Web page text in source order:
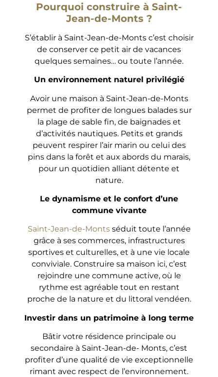
Pourquoi construire à Saint-
Jean-de-Monts ?
S’établir à Saint-Jean-de-Monts c’est choisir
de conserver ce petit air de vacances
quelques semaines… ou toute l’année.
Un environnement naturel privilégié
Avoir une maison à Saint-Jean-de-Monts
permet de profiter de longues balades sur
la plage de sable fin, de baignades et
d’activités nautiques. Petits et grands
peuvent respirer l’air marin ou celui des
pins dans la forêt et aux abords du marais,
pour un quotidien alliant détente et
nature.
Le dynamisme et le confort d’une
commune vivante
Saint-Jean-de-Montsséduit toute l’année
grâce à ses commerces, infrastructures
sportives et culturelles, et à une vie locale
conviviale. Construire sa maison ici, c’est
rejoindre une commune active, où le
rythme est agréable tout en restant
proche de la nature et du littoral vendéen.
Investir dans un patrimoine à long terme
Bâtir votre résidence principale ou
secondaire à Saint-Jean-de- Monts, c’est
profiter d’une qualité de vie exceptionnelle
rimant avec respect de l’environnement.